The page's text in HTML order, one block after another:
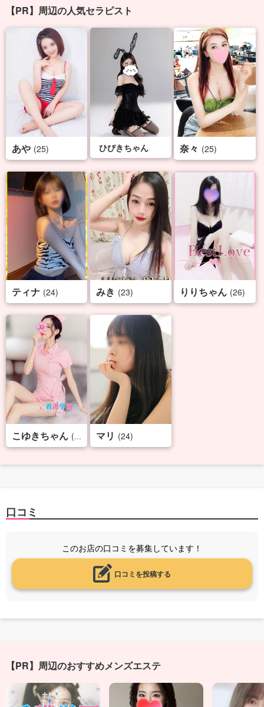
【PR】周辺の人気セラピスト
あや (25) ひびきちゃん 奈々 (25)
ティナ (24) みき (23) りりちゃん (26)
こゆきちゃん (29) マリ (24)
口コミ
このお店の口コミを募集しています！
口コミを投稿する
【PR】周辺のおすすめメンズエステ